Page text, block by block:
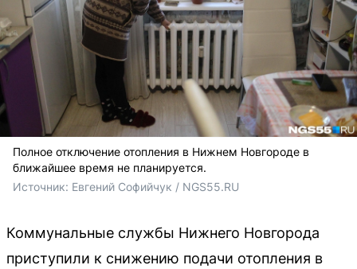
Полное отключение отопления в Нижнем Новгороде в
ближайшее время не планируется.
Источник: Евгений Софийчук / NGS55.RU
Коммунальные службы Нижнего Новгорода
приступили к снижению подачи отопления в